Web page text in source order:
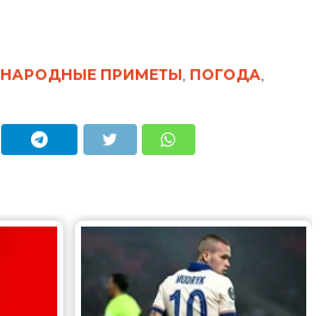
НАРОДНЫЕ ПРИМЕТЫ ПОГОДА